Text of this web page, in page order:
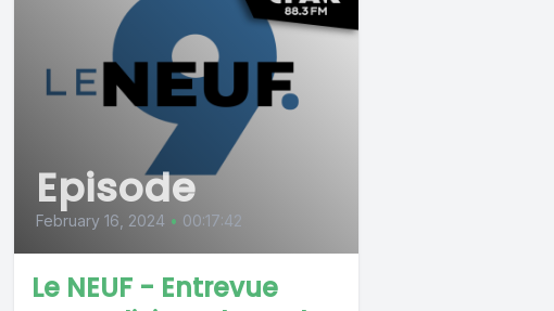
Episode
February 16, 2024 • 00:17:42
Le NEUF - Entrevue